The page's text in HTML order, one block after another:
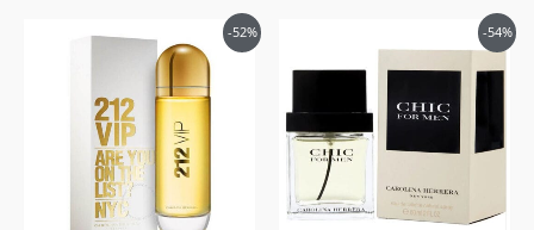
-52%
precio
original
era:
$1,080,000.
precio
actual
es:
$509,900.
-54%
precio
original
$416,000.
precio
es:
$189,900.